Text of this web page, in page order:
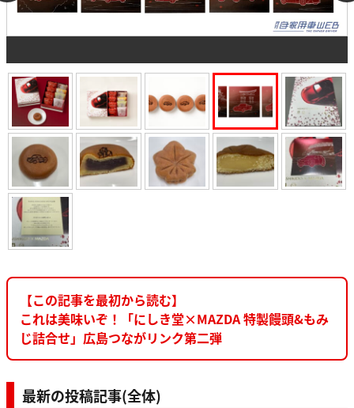
【この記事を最初から読む】
これは美味いぞ！「にしき堂×MAZDA 特製饅頭&もみ
じ詰合せ」広島つながリンク第二弾
最新の投稿記事(全体)